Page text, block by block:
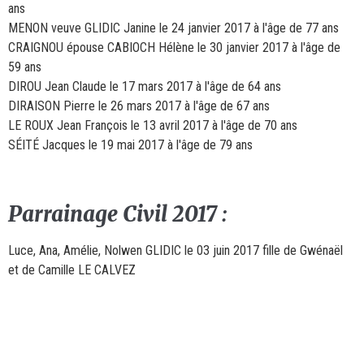
ans
MENON veuve GLIDIC Janine le 24 janvier 2017 à l'âge de 77 ans
CRAIGNOU épouse CABIOCH Hélène le 30 janvier 2017 à l'âge de
59 ans
DIROU Jean Claude le 17 mars 2017 à l'âge de 64 ans
DIRAISON Pierre le 26 mars 2017 à l'âge de 67 ans
LE ROUX Jean François le 13 avril 2017 à l'âge de 70 ans
SÉITÉ Jacques le 19 mai 2017 à l'âge de 79 ans
Parrainage Civil 2017 :
Luce, Ana, Amélie, Nolwen GLIDIC le 03 juin 2017 fille de Gwénaël
et de Camille LE CALVEZ